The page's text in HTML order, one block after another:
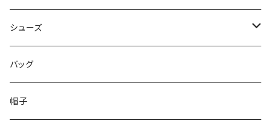
50/XL～
48/L
50/XL～
46/M
48/L
50/XL～
～44/S
46/M
48/L
シューズ
～25.5cm
26cm～
バッグ
帽子